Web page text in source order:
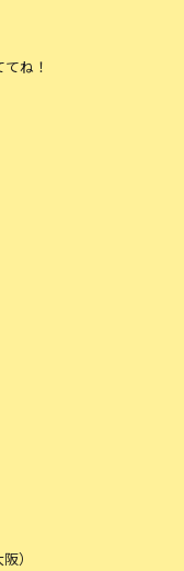
ね！
）